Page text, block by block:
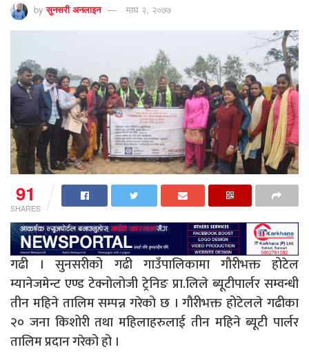
by सुनसरी अनलाइन माघ २, २०७७
91
SHARES
गढी । सुनसरीको गढी गाउँपालिकामा गौरीभक्त होटेल
म्यानेजमेन्ट एण्ड टेक्नोलोजी ट्रेनिङ प्रा.लिले ब्यूटीपार्लर सम्वन्धी
तीन महिने तालिम सम्पन्न गरेको छ । गौरीभक्त होटेलले गढीका
२० जना किशोरी तथा महिलाहरुलाई तीन महिने ब्यूटी पार्लर
तालिम प्रदान गरेको हो ।